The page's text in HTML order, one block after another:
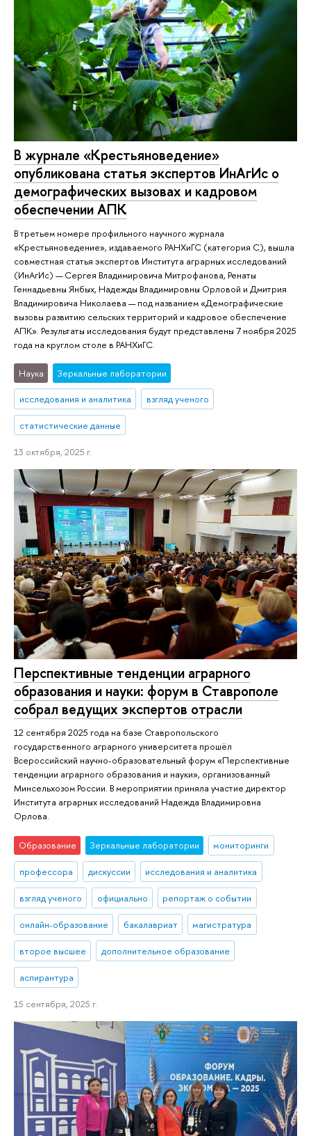
В журнале «Крестьяноведение»
опубликована статья экспертов ИнАгИс о
демографических вызовах и кадровом
обеспечении АПК
В третьем номере профильного научного журнала
«Крестьяноведение», издаваемого РАНХиГС (категория С), вышла
совместная статья экспертов Института аграрных исследований
(ИнАгИс) — Сергея Владимировича Митрофанова, Ренаты
Геннадьевны Янбых, Надежды Владимировны Орловой и Дмитрия
Владимировича Николаева — под названием «Демографические
вызовы развитию сельских территорий и кадровое обеспечение
АПК». Результаты исследования будут представлены 7 ноября 2025
года на круглом столе в РАНХиГС.
Наука Зеркальные лаборатории
исследования и аналитика взгляд ученого
статистические данные
13 октября, 2025 г.
Перспективные тенденции аграрного
образования и науки: форум в Ставрополе
собрал ведущих экспертов отрасли
12 сентября 2025 года на базе Ставропольского
государственного аграрного университета прошёл
Всероссийский научно-образовательный форум «Перспективные
тенденции аграрного образования и науки», организованный
Минсельхозом России. В мероприятии приняла участие директор
Института аграрных исследований Надежда Владимировна
Орлова.
Образование Зеркальные лаборатории мониторинги
профессора дискуссии исследования и аналитика
взгляд ученого официально репортаж о событии
онлайн-образование бакалавриат магистратура
второе высшее дополнительное образование
аспирантура
15 сентября, 2025 г.